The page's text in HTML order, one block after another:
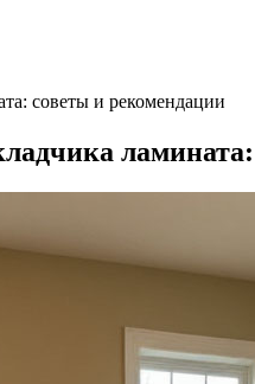
советы и рекомендации